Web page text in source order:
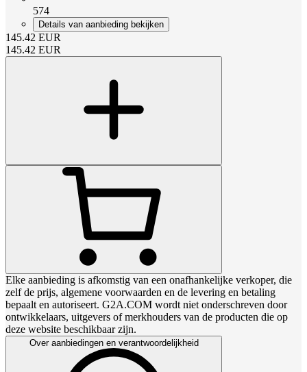
574
Details van aanbieding bekijken
145.42 EUR
145.42 EUR
Elke aanbieding is afkomstig van een onafhankelijke verkoper, die
zelf de prijs, algemene voorwaarden en de levering en betaling
bepaalt en autoriseert. G2A.COM wordt niet onderschreven door
ontwikkelaars, uitgevers of merkhouders van de producten die op
deze website beschikbaar zijn.
Over aanbiedingen en verantwoordelijkheid